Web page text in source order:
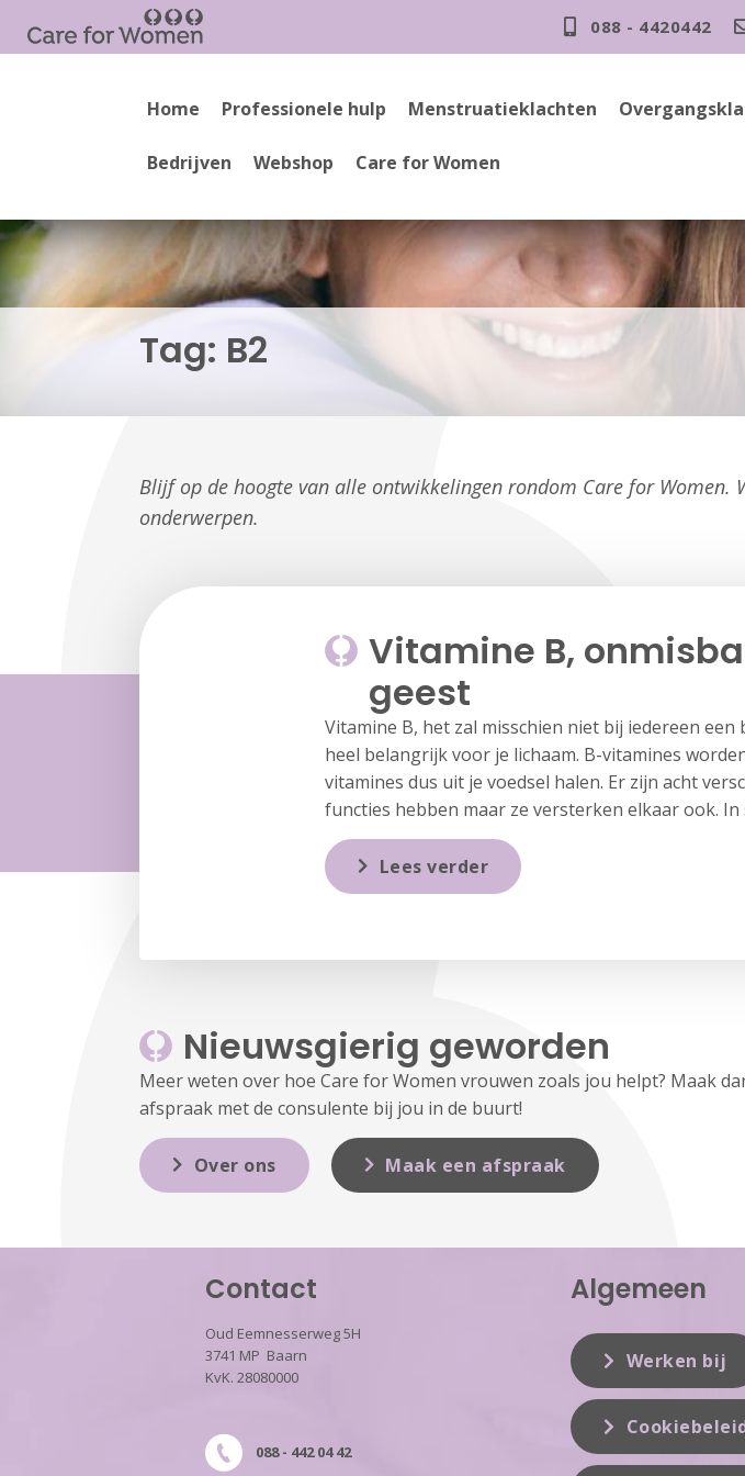
088 - 4420442
Home Professionele hulp Menstruatieklachten
Bedrijven Webshop Care for Women
Tag: B2
Blijf op de hoogte van alle ontwikkelingen rondom Care for
onderwerpen.
Vitamine B,
geest
Vitamine B, het zal misschien niet bij iedereen
heel belangrijk voor je lichaam. B-vitamines
vitamines dus uit je voedsel halen. Er zijn acht
functies hebben maar ze versterken elkaar ook.
Lees verder
Nieuwsgierig geworden
Meer weten over hoe Care for Women vrouwen zoals jou helpt? Maak
afspraak met de consulente bij jou in de buurt!
Over ons Maak een afspraak
Contact
Oud Eemnesserweg 5H
3741 MP Baarn
KvK. 28080000
088 - 442 04 42
Algemeen
Werken bij